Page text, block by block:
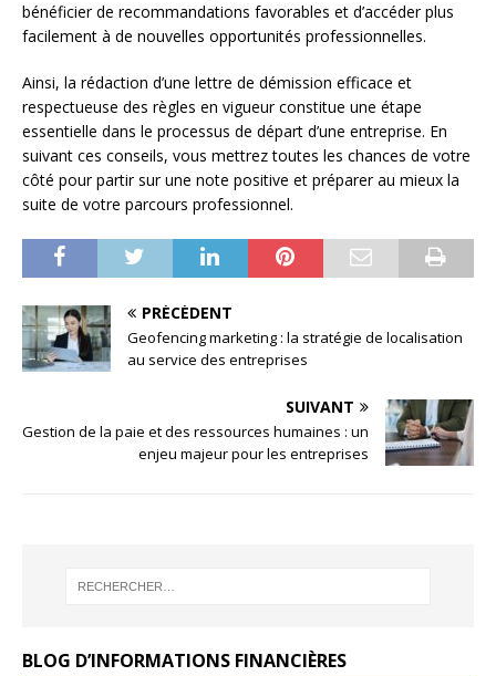
bénéficier de recommandations favorables et d’accéder plus
facilement à de nouvelles opportunités professionnelles.
Ainsi, la rédaction d’une lettre de démission efficace et
respectueuse des règles en vigueur constitue une étape
essentielle dans le processus de départ d’une entreprise. En
suivant ces conseils, vous mettrez toutes les chances de votre
côté pour partir sur une note positive et préparer au mieux la
suite de votre parcours professionnel.
PRÉCÉDENT
Geofencing marketing : la stratégie de localisation
au service des entreprises
SUIVANT
Gestion de la paie et des ressources humaines : un
enjeu majeur pour les entreprises
BLOG D’INFORMATIONS FINANCIÈRES